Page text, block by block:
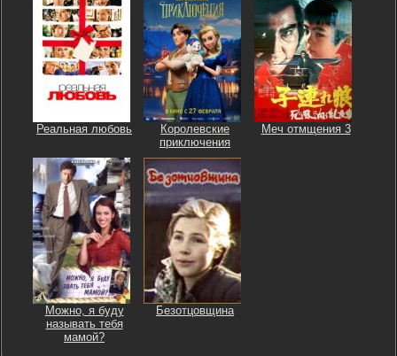
Реальная любовь
Королевские
приключения
Меч отмщения 3
Можно, я буду
называть тебя
мамой?
Безотцовщина